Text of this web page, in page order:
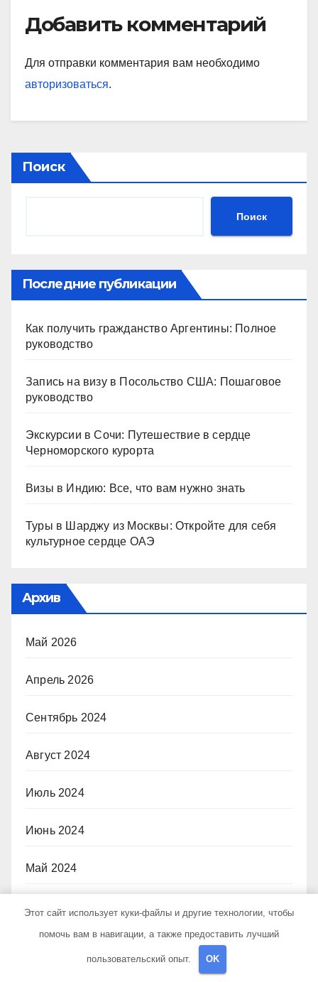
Добавить комментарий
Для отправки комментария вам необходимо
авторизоваться.
Поиск
Поиск
Последние публикации
Как получить гражданство Аргентины: Полное
руководство
Запись на визу в Посольство США: Пошаговое
руководство
Экскурсии в Сочи: Путешествие в сердце
Черноморского курорта
Визы в Индию: Все, что вам нужно знать
Туры в Шарджу из Москвы: Откройте для себя
культурное сердце ОАЭ
Архив
Май 2026
Апрель 2026
Сентябрь 2024
Август 2024
Июль 2024
Июнь 2024
Май 2024
Этот сайт использует куки-файлы и другие технологии, чтобы
помочь вам в навигации, а также предоставить лучший
пользовательский опыт. OK